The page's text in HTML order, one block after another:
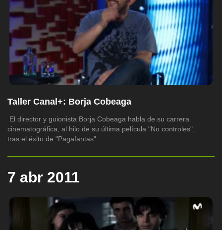
Taller Canal+: Borja Cobeaga
El director y guionista Borja Cobeaga habla de su carrera
cinematográfica, al hilo de su última película "No controles",
tras el éxito de "Pagafantas".
7 abr 2011